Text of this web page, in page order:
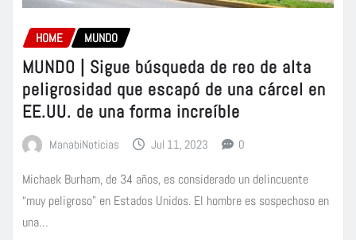
HOME MUNDO
MUNDO | Sigue búsqueda de reo de alta
peligrosidad que escapó de una cárcel en
EE.UU. de una forma increíble
ManabiNoticias Jul 11, 2023 0
Michaek Burham, de 34 años, es considerado un delincuente
“muy peligroso” en Estados Unidos. El hombre es sospechoso en
una…